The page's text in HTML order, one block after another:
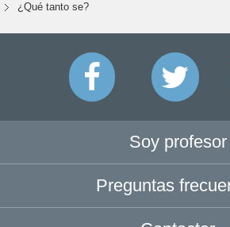
¿Qué tanto se?
Soy profesor
Preguntas